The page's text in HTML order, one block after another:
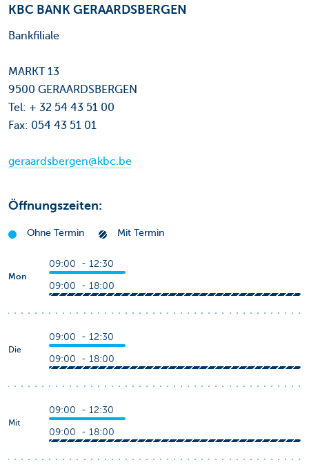
KBC BANK GERAARDSBERGEN
Bankfiliale
MARKT 13
9500 GERAARDSBERGEN
Tel: + 32 54 43 51 00
Fax: 054 43 51 01
geraardsbergen@kbc.be
Öffnungszeiten:
Ohne Termin Mit Termin
Mon
09:00 - 12:30
09:00 - 18:00
Die
09:00 - 12:30
09:00 - 18:00
Mit
09:00 - 12:30
09:00 - 18:00